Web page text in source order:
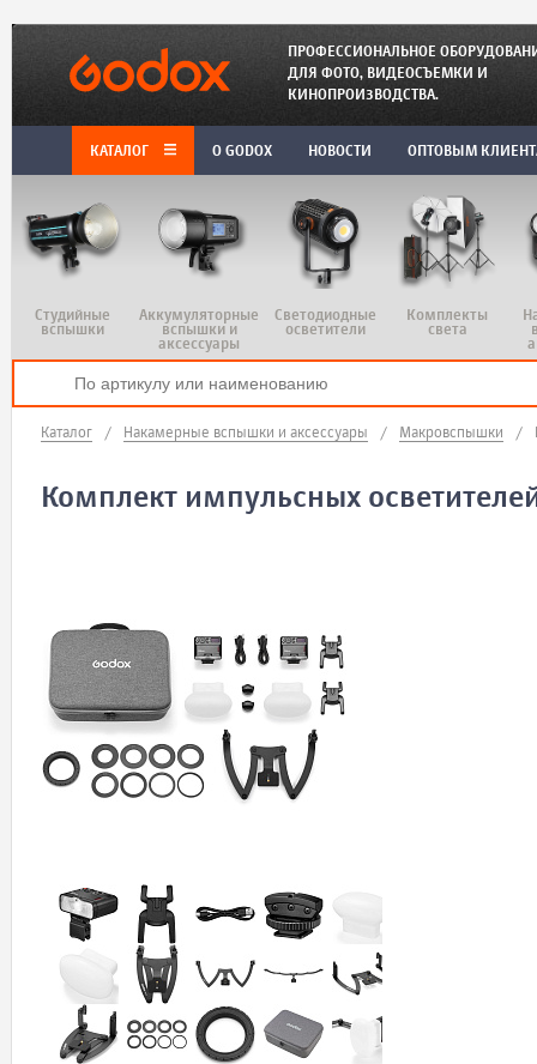
ПРОФЕССИОНАЛЬНОЕ
ДЛЯ ФОТО, ВИДЕОСЪЕМКИ И
КИНОПРОИЗВОДСТВА.
КАТАЛОГ O GODOX НОВОСТИ ОПТОВЫМ
Студийные
вспышки
Аккумуляторные
вспышки и
аксессуары
Светодиодные
осветители
Комплекты
света
Каталог / Накамерные вспышки и аксессуары / Макровспышки /
Комплект импульсных